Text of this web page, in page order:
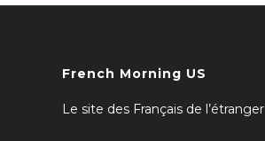
French Morning US
Le site des Français de l’étranger